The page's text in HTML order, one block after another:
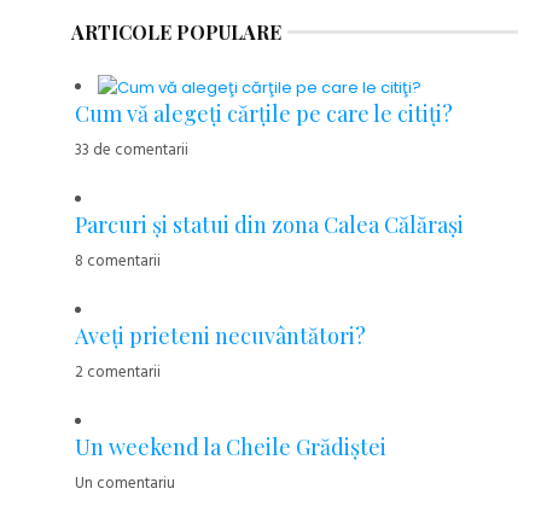
ARTICOLE POPULARE
Cum vă alegeţi cărţile pe care le citiţi?
33 de comentarii
Parcuri şi statui din zona Calea Călăraşi
8 comentarii
Aveţi prieteni necuvântători?
2 comentarii
Un weekend la Cheile Grădiştei
Un comentariu